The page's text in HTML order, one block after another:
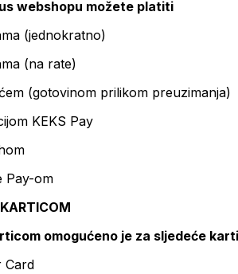
webshopu možete platiti
(jednokratno)
(na rate)
(gotovinom prilikom preuzimanja)
KEKS Pay
Pay-om
omogućeno je za sljedeće
Card